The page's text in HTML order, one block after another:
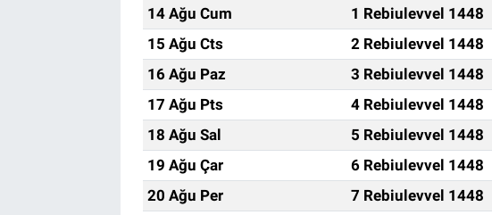
14 Ağu Cum
1 Rebiulevvel 1448
15 Ağu Cts
2 Rebiulevvel 1448
16 Ağu Paz
3 Rebiulevvel 1448
17 Ağu Pts
4 Rebiulevvel 1448
18 Ağu Sal
5 Rebiulevvel 1448
19 Ağu Çar
6 Rebiulevvel 1448
20 Ağu Per
7 Rebiulevvel 1448